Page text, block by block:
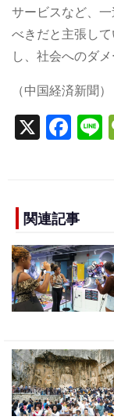
サービスなど、
べきだと主張し
し、社会へのダ
（中国経済新聞）
X F
a
e
b
o
o
k
関連記事